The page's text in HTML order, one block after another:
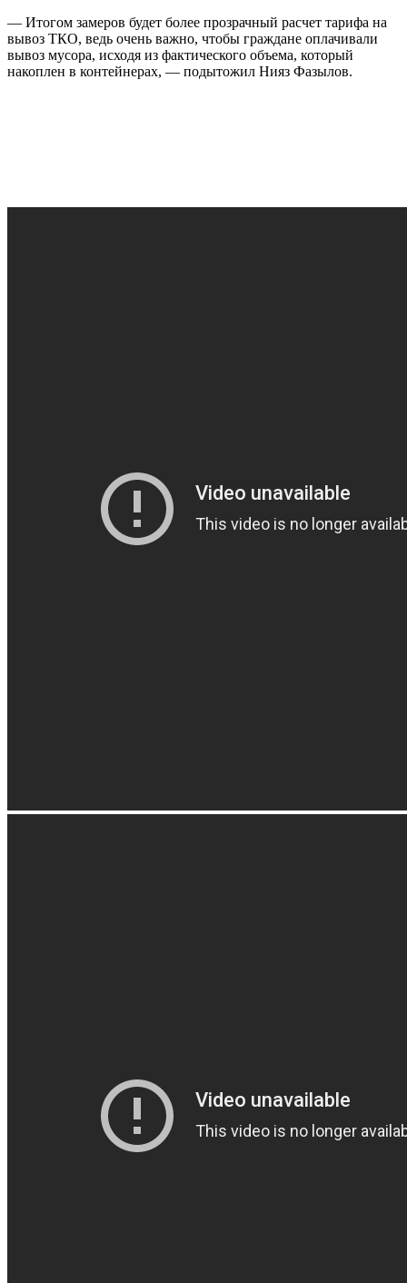
— Итогом замеров будет более прозрачный расчет тарифа на
вывоз ТКО, ведь очень важно, чтобы граждане оплачивали
вывоз мусора, исходя из фактического объема, который
накоплен в контейнерах, — подытожил Нияз Фазылов.